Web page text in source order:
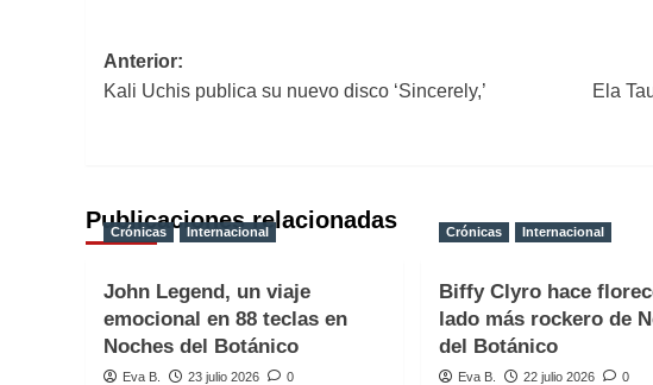
Navegación
de
Anterior:
Kali Uchis publica su nuevo disco ‘Sincerely,’
Ela
Publicaciones relacionadas
Crónicas Internacional
John Legend, un viaje
emocional en 88 teclas en
Noches del Botánico
Eva B. 23 julio 2026 0
Crónicas Internacional
Biffy Clyro hace
lado más rockero de
del Botánico
Eva B. 22 julio 2026 0